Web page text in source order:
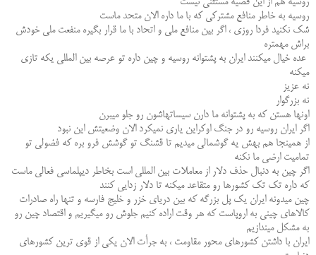
روسیه به خاطر منافع مشترکی که با ما داره الان متحد ماست
شک نکنید فردا روزی ، اگر بین منافع ملی و اتحاد با ما قرار بگیره منفعت ملی خودش
براش مهمتره
عده خیال میکنند ایران به پشتوانه روسیه و چین داره تو عرصه بین المللی یکه تازی
میکنه
نه عزیز
نه بزرگوار
اونها هستن که به پشتوانه ما دارن سیساتهاشون رو جلو میبرن
اگر ایران روسیه رو در جنگ اوکراین یاری نمیکرد الان وضعیتش این نبود
از همینجا هم بهش یه گوشمالی میدیم تا قشنگ تو گوشش فرو بره که فضولی تو
تمامیت ارضی ما نکنه
اگر چین به دنبال حذف دلار از معاملات بین المللی است بخاطر دیپلماسی فعالی ماست
که داره تک تک کشورها رو متقاعد میکنه تا دلار زدایی کنند
چین میدونه ایران یک پل بزرگه که بین دریای خزر و خلیج فارسه و تنها راه صادرات
کالاهای چینی به اروپاست که هر وقت اراده کنیم جلوش رو میگیریم و اقتصاد چین رو
به مشکل میندازیم
ایران با داشتن کشورهای محور مقاومت ، به جرأت الان یکی از قوی ترین کشورهای